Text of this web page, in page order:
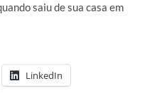
saiu de sua casa em
LinkedIn